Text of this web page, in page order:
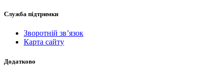
Служба підтримки
Зворотній зв’язок
Карта сайту
Додатково